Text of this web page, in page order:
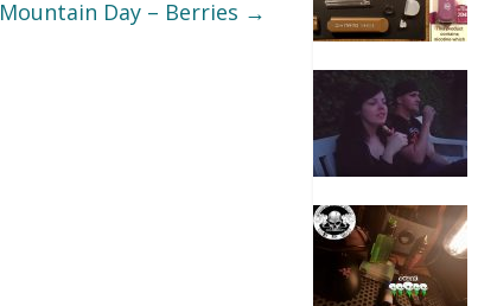
Mountain Day – Berries →